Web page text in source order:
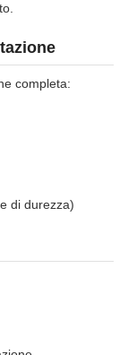
completa:
di durezza)